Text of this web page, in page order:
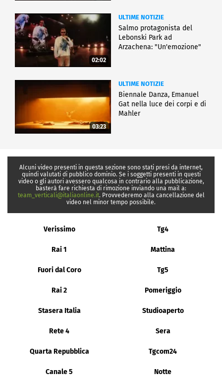
02:02
ULTIME NOTIZIE
Salmo protagonista del
Lebonski Park ad
Arzachena: "Un'emozione"
03:23
ULTIME NOTIZIE
Biennale Danza, Emanuel
Gat nella luce dei corpi e di
Mahler
Alcuni video presenti in questa sezione sono stati presi da internet,
quindi valutati di pubblico dominio. Se i soggetti presenti in questi
video o gli autori avessero qualcosa in contrario alla pubblicazione,
basterà fare richiesta di rimozione inviando una mail a:
team_verticali@italiaonline.it. Provvederemo alla cancellazione del
video nel minor tempo possibile.
Verissimo Tg4
Rai 1 Mattina
Fuori dal Coro Tg5
Rai 2 Pomeriggio
Stasera Italia Studioaperto
Rete 4 Sera
Quarta Repubblica Tgcom24
Canale 5 Notte